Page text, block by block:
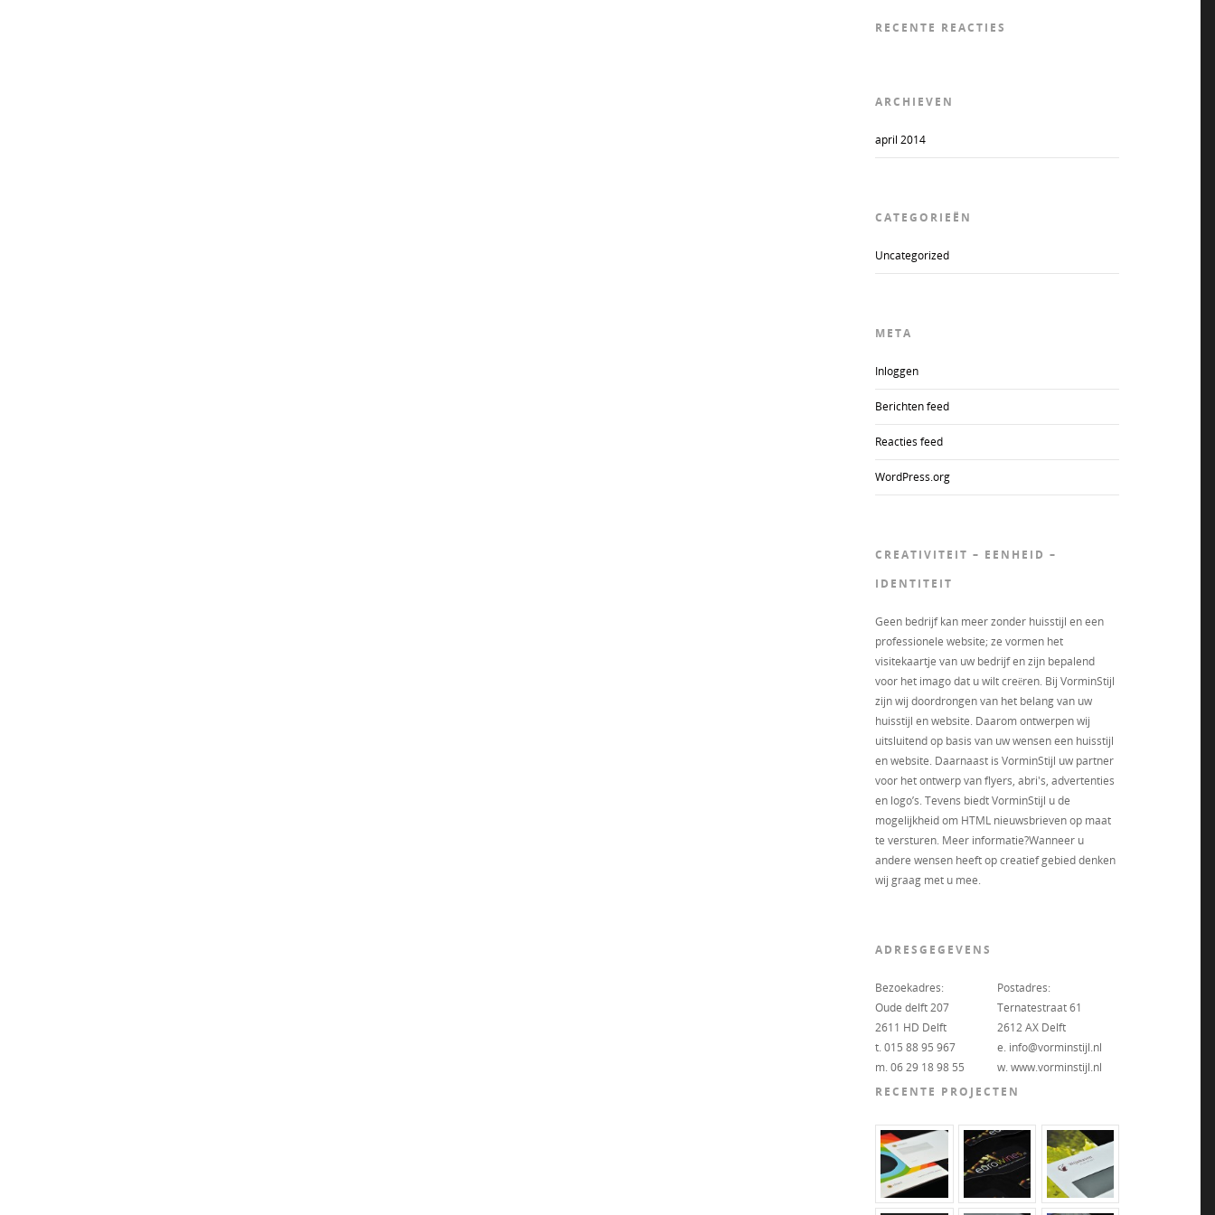
RECENTE REACTIES
ARCHIEVEN
april 2014
CATEGORIEËN
Uncategorized
META
Inloggen
Berichten feed
Reacties feed
WordPress.org
CREATIVITEIT – EENHEID –
IDENTITEIT
Geen bedrijf kan meer zonder huisstijl en een
professionele website; ze vormen het
visitekaartje van uw bedrijf en zijn bepalend
voor het imago dat u wilt creëren. Bij VorminStijl
zijn wij doordrongen van het belang van uw
huisstijl en website. Daarom ontwerpen wij
uitsluitend op basis van uw wensen een huisstijl
en website. Daarnaast is VorminStijl uw partner
voor het ontwerp van flyers, abri's, advertenties
en logo’s. Tevens biedt VorminStijl u de
mogelijkheid om HTML nieuwsbrieven op maat
te versturen. Meer informatie?Wanneer u
andere wensen heeft op creatief gebied denken
wij graag met u mee.
ADRESGEGEVENS
Bezoekadres:
Oude delft 207
2611 HD Delft
t. 015 88 95 967
m. 06 29 18 98 55
Postadres:
Ternatestraat 61
2612 AX Delft
e. info@vorminstijl.nl
w. www.vorminstijl.nl
RECENTE PROJECTEN